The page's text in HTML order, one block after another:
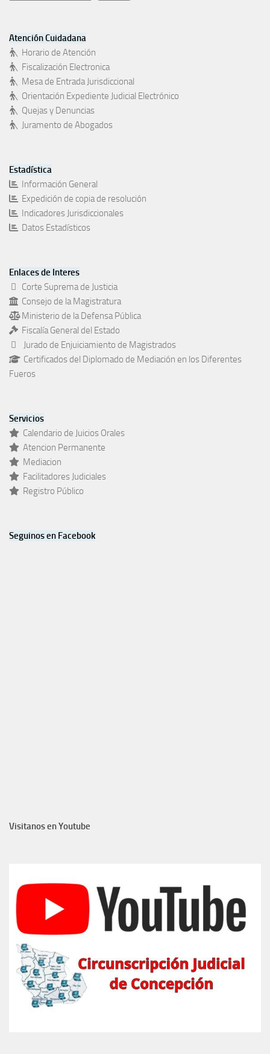
Atención Cuidadana
Horario de Atención
Fiscalización Electronica
Mesa de Entrada Jurisdiccional
Orientación Expediente Judicial Electrónico
Quejas y Denuncias
Juramento de Abogados
Estadística
Información General
Expedición de copia de resolución
Indicadores Jurisdiccionales
Datos Estadísticos
Enlaces de Interes
Corte Suprema de Justicia
Consejo de la Magistratura
Ministerio de la Defensa Pública
Fiscalía General del Estado
Jurado de Enjuiciamiento de Magistrados
Certificados del Diplomado de Mediación en los Diferentes
Fueros
Servicios
Calendario de Juicios Orales
Atencion Permanente
Mediacion
Facilitadores Judiciales
Registro Público
Seguinos en Facebook
Visitanos en Youtube